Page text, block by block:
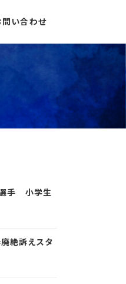
問い合わせ
選手 小学生
絶訴えスタ